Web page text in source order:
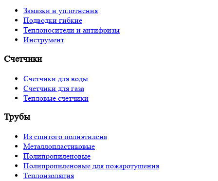
Замазки и уплотнения
Подводки гибкие
Теплоносители и антифризы
Инструмент
Счетчики
Счетчики для воды
Счетчики для газа
Тепловые счетчики
Трубы
Из сшитого полиэтилена
Металлопластиковые
Полипропиленовые
Полипропиленовые для пожаротушения
Теплоизоляция